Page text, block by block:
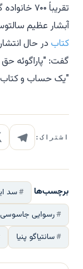
تقریباً ۷۰۰ خانواده گوارانی توسط سیلاب‌های سد
آبشار عظیم سالتوس
کتاب در حال
گفت: "پاراگوئه
"یک حساب و کتاب
اشتراک:
برچسب‌ها سد
رسوایی جاسوسی
سانتیاگو پنیا